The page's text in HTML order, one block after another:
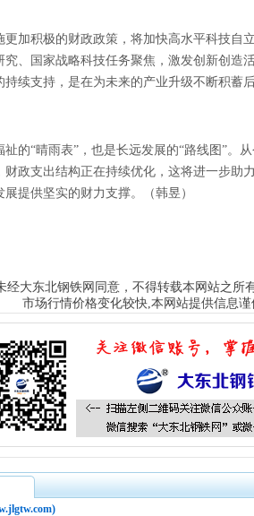
加积极的财政政策，将加快高水平科技自
究、国家战略科技任务聚焦，激发创新创造
持续支持，是在为未来的产业升级不断积蓄
“晴雨表”，也是长远发展的“路线图”。
财政支出结构正在持续优化，这将进一步助
提供坚实的财力支撑。（韩昱）
经大东北钢铁网 同意，不得转载本网站之所
市场行情价格变化较快,本网站提供信息